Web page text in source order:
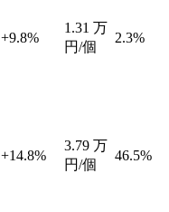
+9.8%
1.31 万
円/個
2.3%
+14.8%
3.79 万
円/個
46.5%